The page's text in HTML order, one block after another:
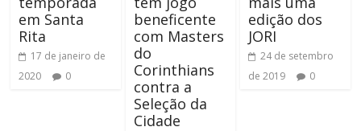
em Santa
Rita
17 de janeiro de
2020
0
beneficente
com Masters
do
Corinthians
contra a
Seleção da
Cidade
edição dos
JORI
24 de setembro
de 2019
0